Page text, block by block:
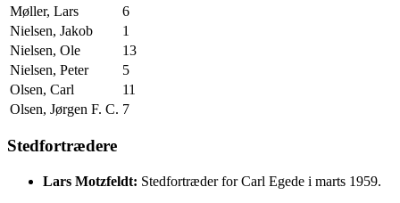
Møller, Lars
6
Nielsen, Jakob
1
Nielsen, Ole
13
Nielsen, Peter
5
Olsen, Carl
11
Olsen, Jørgen F. C. 7
Stedfortrædere
Lars Motzfeldt: Stedfortræder for Carl Egede i marts 1959.